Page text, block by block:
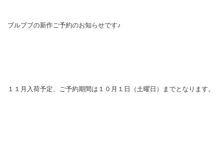
ブルブブの新作ご予約のお知らせです♪
１１月入荷予定、ご予約期間は１０月１日（土曜日）までとなります。